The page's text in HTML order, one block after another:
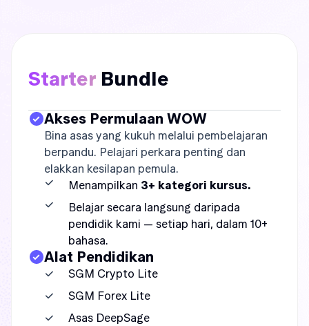
Starter Bundle
Akses Permulaan WOW
Bina asas yang kukuh melalui pembelajaran
berpandu. Pelajari perkara penting dan
elakkan kesilapan pemula.
Menampilkan 3+ kategori kursus.
Belajar secara langsung daripada
pendidik kami — setiap hari, dalam 10+
bahasa.
Alat Pendidikan
SGM Crypto Lite
SGM Forex Lite
Asas DeepSage